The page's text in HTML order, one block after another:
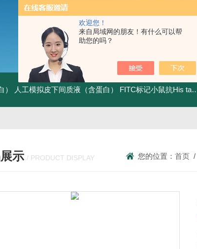
欢迎您！
来自局域网的朋友！有什么可以帮
助您的吗？
人工模拟皮下间质液（含蛋白） FITC标记小鼠抗His tag
示 / PRODUCT DISPLAY 您的位置：首页 /